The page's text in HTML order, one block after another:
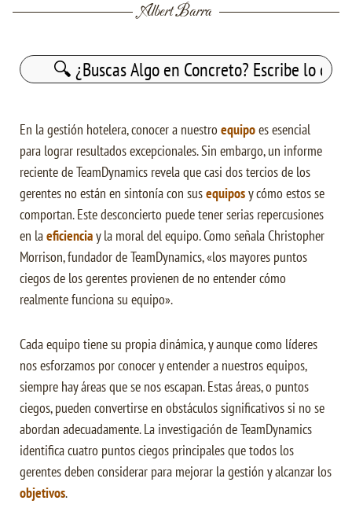
Albert Barra
Buscar:
En la gestión hotelera, conocer a nuestro equipoes esencial
para lograr resultados excepcionales. Sin embargo, un informe
reciente de TeamDynamics revela que casi dos tercios de los
gerentes no están en sintonía con susequiposy cómo estos se
comportan. Este desconcierto puede tener serias repercusiones
en laeficienciay la moral del equipo. Como señala Christopher
Morrison, fundador de TeamDynamics, «los mayores puntos
ciegos de los gerentes provienen de no entender cómo
realmente funciona su equipo».
Cada equipo tiene su propia dinámica, y aunque como líderes
nos esforzamos por conocer y entender a nuestros equipos,
siempre hay áreas que se nos escapan. Estas áreas, o puntos
ciegos, pueden convertirse en obstáculos significativos si no se
abordan adecuadamente. La investigación de TeamDynamics
identifica cuatro puntos ciegos principales que todos los
gerentes deben considerar para mejorar la gestión y alcanzar los
objetivos.